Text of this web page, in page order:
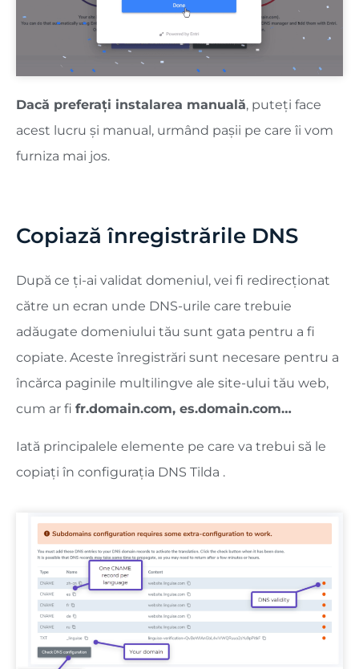
Dacă preferați instalarea manuală, puteți face
acest lucru și manual, urmând pașii pe care îi vom
furniza mai jos.
Copiază înregistrările DNS
După ce ți-ai validat domeniul, vei fi redirecționat
către un ecran unde DNS-urile care trebuie
adăugate domeniului tău sunt gata pentru a fi
copiate. Aceste înregistrări sunt necesare pentru a
încărca paginile multilingve ale site-ului tău web,
cum ar fi fr.domain.com, es.domain.com…
Iată principalele elemente pe care va trebui să le
copiați în configurația DNS Tilda .